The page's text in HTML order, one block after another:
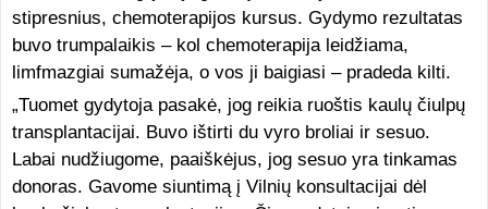
stipresnius, chemoterapijos kursus. Gydymo rezultatas
buvo trumpalaikis – kol chemoterapija leidžiama,
limfmazgiai sumažėja, o vos ji baigiasi – pradeda kilti.
„Tuomet gydytoja pasakė, jog reikia ruoštis kaulų čiulpų
transplantacijai. Buvo ištirti du vyro broliai ir sesuo.
Labai nudžiugome, paaiškėjus, jog sesuo yra tinkamas
donoras. Gavome siuntimą į Vilnių konsultacijai dėl